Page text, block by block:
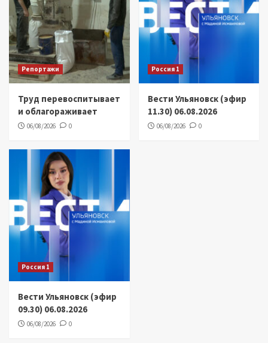
Репортажи
Труд перевоспитывает
и облагораживает
06/08/2026 0
Россия 1
Вести Ульяновск (эфир
11.30) 06.08.2026
06/08/2026 0
Россия 1
Вести Ульяновск (эфир
09.30) 06.08.2026
06/08/2026 0